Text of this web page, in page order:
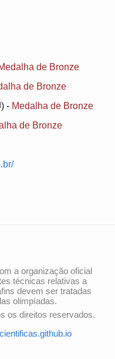
de Bronze
de Bronze
- Medalha de Bronze
de Bronze
a organização oficial
técnicas relativas a
devem ser tratadas
olimpíadas.
os direitos reservados.